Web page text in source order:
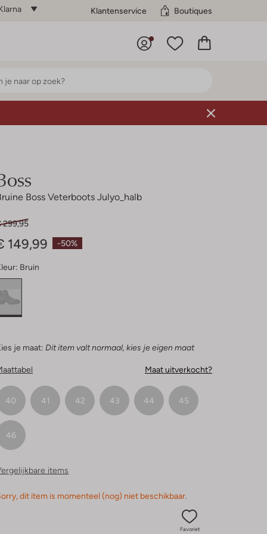
Klantenservice Boutiques
Boss Veterboots Julyo_halb
-50%
299,95
149,99
Bruin
je maat: Dit item valt normaal, kies je eigen maat
Maat uitverkocht?
40 41 42 43 44 45
46
items
dit item is momenteel (nog) niet beschikbaar.
Favoriet